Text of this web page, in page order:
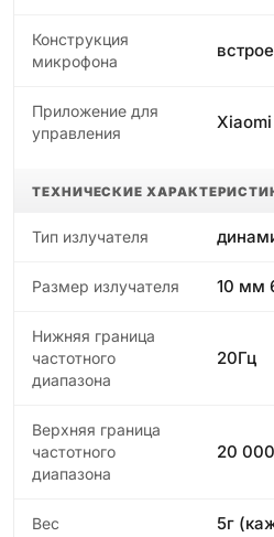
Конструкция
микрофона
Приложение для
управления
ТЕХНИЧЕСКИЕ
Тип излучателя
Размер излучателя 10 мм
Нижняя граница
частотного
диапазона
20Гц
Верхняя граница
частотного
диапазона
20
Вес 5г